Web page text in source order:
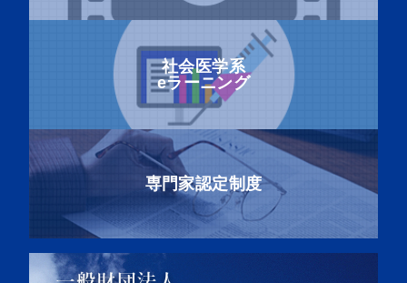
社会医学系
eラーニング
専門家認定制度